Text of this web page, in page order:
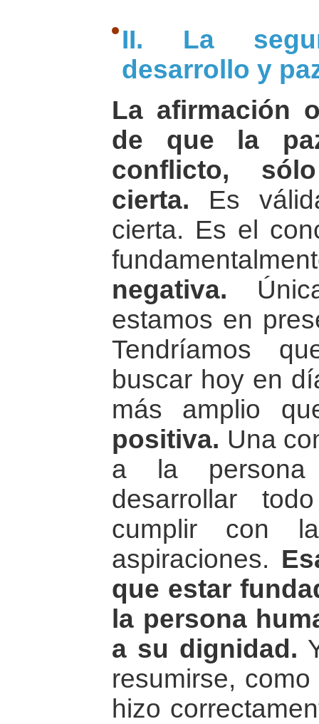
II. La
desarrollo y
La afirmación
de que la
conflicto,
cierta. Es
cierta. Es el
negativa.
estamos en
Tendríamos
buscar hoy en
más amplio
positiva. Una
a la
desarrollar
cumplir con
aspiraciones.
que estar
la persona
a su dignidad.
resumirse,
hizo